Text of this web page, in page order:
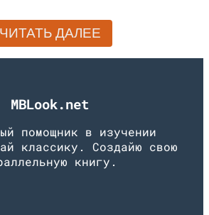
ЧИТАТЬ ДАЛЕЕ
MBLook.net
помощник в изучении
классику. Создайю свою
книгу.